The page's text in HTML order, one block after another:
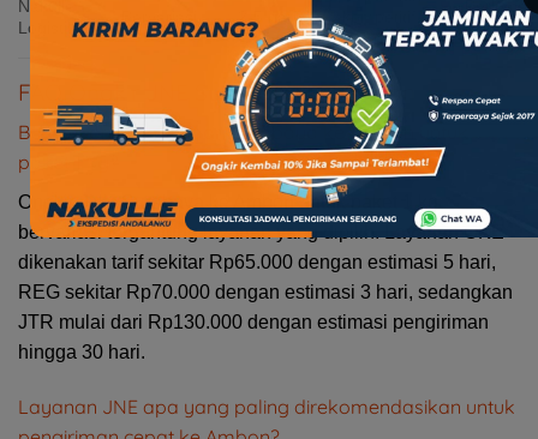
Nakulle
Logistik
2-5 hari
layanan luas
Perlu
coverage
FAQ Ongkir JNE Surabaya ke Ambon
Berapa ongkir JNE dari Surabaya ke Ambon untuk
paket 1 kg?
Ongkir JNE Surabaya ke Ambon untuk paket 1 kg
bervariasi tergantung layanan yang dipilih. Layanan OKE
dikenakan tarif sekitar Rp65.000 dengan estimasi 5 hari,
REG sekitar Rp70.000 dengan estimasi 3 hari, sedangkan
JTR mulai dari Rp130.000 dengan estimasi pengiriman
hingga 30 hari.
Layanan JNE apa yang paling direkomendasikan untuk